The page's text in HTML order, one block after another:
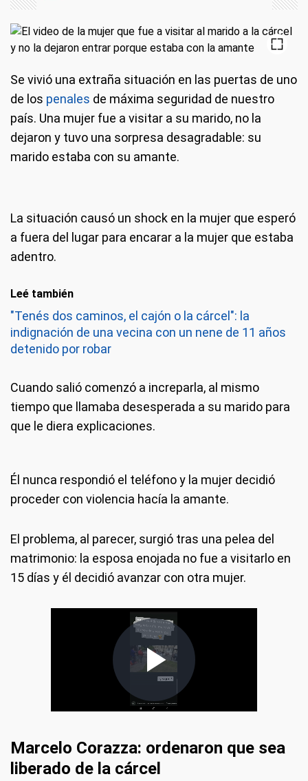
Se vivió una extraña situación en las puertas de uno
de los penales de máxima seguridad de nuestro
país. Una mujer fue a visitar a su marido, no la
dejaron y tuvo una sorpresa desagradable: su
marido estaba con su amante.
La situación causó un shock en la mujer que esperó
a fuera del lugar para encarar a la mujer que estaba
adentro.
Leé también
"Tenés dos caminos, el cajón o la cárcel": la
indignación de una vecina con un nene de 11 años
detenido por robar
Cuando salió comenzó a increparla, al mismo
tiempo que llamaba desesperada a su marido para
que le diera explicaciones.
Él nunca respondió el teléfono y la mujer decidió
proceder con violencia hacía la amante.
El problema, al parecer, surgió tras una pelea del
matrimonio: la esposa enojada no fue a visitarlo en
15 días y él decidió avanzar con otra mujer.
Marcelo Corazza: ordenaron que sea
liberado de la cárcel